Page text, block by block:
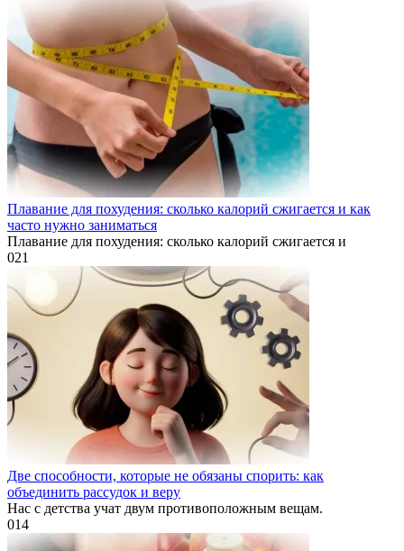
Плавание для похудения: сколько калорий сжигается и как
часто нужно заниматься
Плавание для похудения: сколько калорий сжигается и
021
Две способности, которые не обязаны спорить: как
объединить рассудок и веру
Нас с детства учат двум противоположным вещам.
014